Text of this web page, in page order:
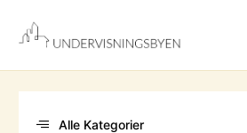
innholdet
Alle Kategorier